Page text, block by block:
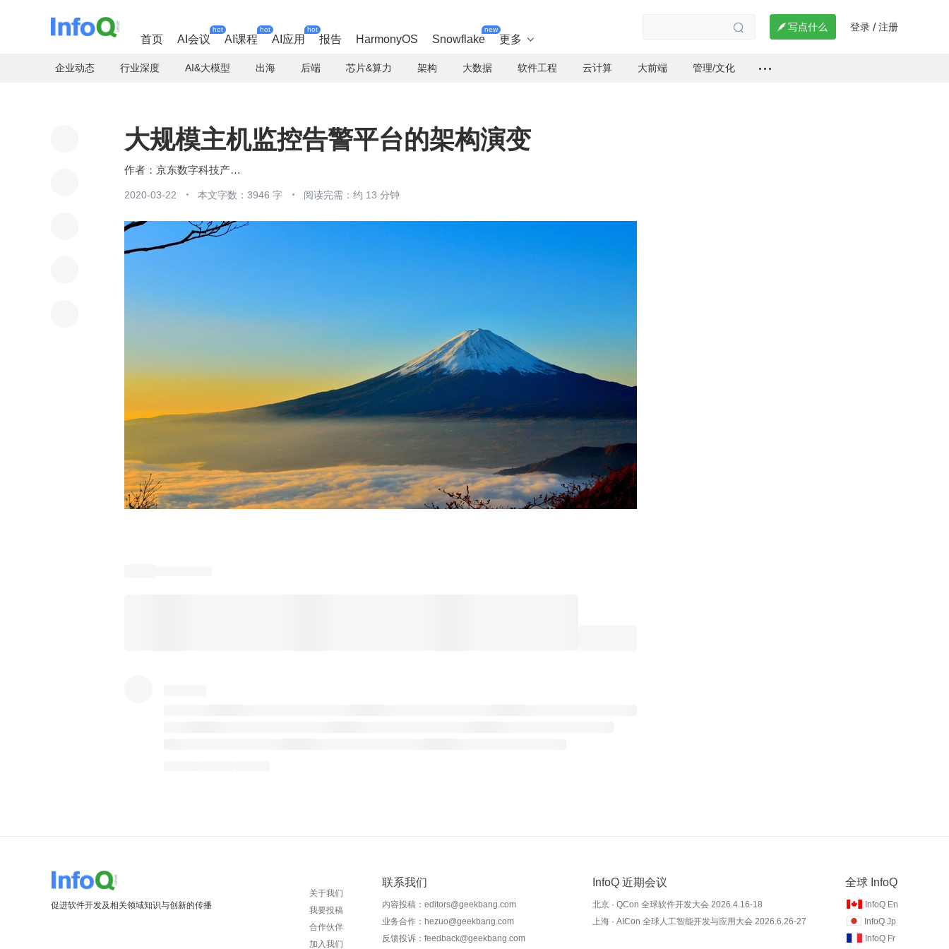
首页 AI会议
hot
AI课程
hot
AI应用
hot
报告 HarmonyOS Snowflake
new
更多 
  写点什么 登录 / 注册
企业动态 行业深度 AI&大模型 出海 后端 芯片&算力 架构 大数据 软件工程 云计算 大前端 管理/文化
大规模主机监控告警平台的架构演变
京东数字科技产业AI中心
2020-03-22 本文字数：3946 字 阅读完需：约 13 分钟
促进软件开发及相关领域知识与创新的传播
关于我们
我要投稿
合作伙伴
加入我们
联系我们
内容投稿：editors@geekbang.com
业务合作：hezuo@geekbang.com
反馈投诉：feedback@geekbang.com
InfoQ 近期会议
北京 · QCon 全球软件开发大会 2026.4.16-18
上海 · AICon 全球人工智能开发与应用大会 2026.6.26-27
全球 InfoQ
InfoQ En
InfoQ Jp
InfoQ Fr